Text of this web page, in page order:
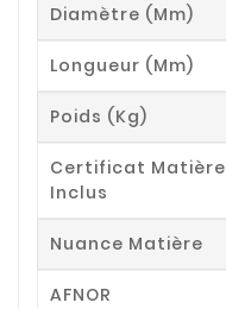
Diamètre (mm)
Longueur (mm)
Poids (kg)
Certificat Matière
Inclus
Nuance Matière
AFNOR